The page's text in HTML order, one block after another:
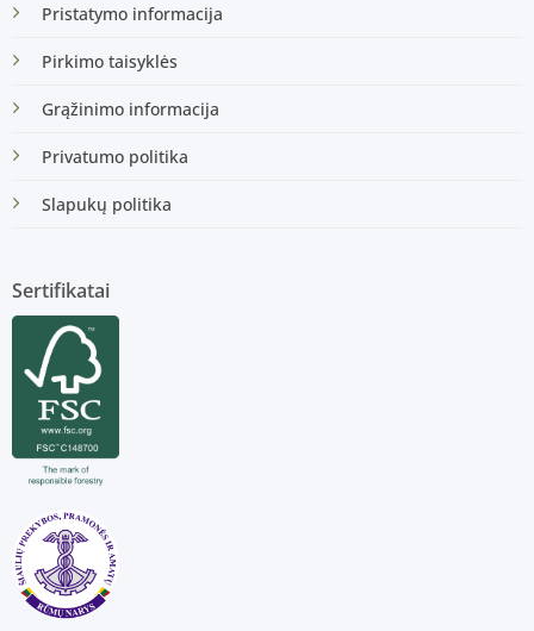
Pristatymo informacija
Pirkimo taisyklės
Grąžinimo informacija
Privatumo politika
Slapukų politika
Sertifikatai